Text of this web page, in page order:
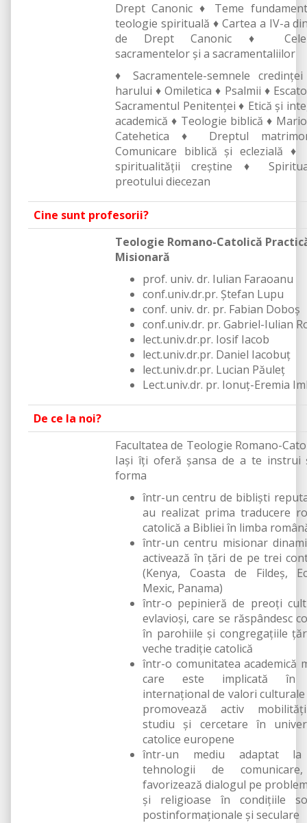
Drept Canonic ♦ Teme
teologie spirituală ♦ Cartea a IV-a
de Drept Canonic ♦
sacramentelor și a sacramentaliilor
♦ Sacramentele-semnele
harului ♦ Omiletica ♦ Psalmii ♦
Sacramentul Penitenței ♦ Etică și
academică ♦ Teologie biblică ♦
Catehetica ♦ Dreptul
Comunicare biblică și eclezială ♦
spiritualității creștine ♦
preotului diecezan
Cine sunt profesorii?
Teologie Romano-Catolică
Misionară
prof. univ. dr. Iulian Faraoanu
conf.univ.dr.pr. Ştefan Lupu
conf. univ. dr. pr. Fabian Doboș
conf.univ.dr. pr. Gabriel-Iulian
lect.univ.dr.pr. Iosif Iacob
lect.univ.dr.pr. Daniel Iacobuț
lect.univ.dr.pr. Lucian Păuleț
Lect.univ.dr. pr. Ionuț-Eremia
De ce la noi?
Facultatea de Teologie Romano-
Iaşi îţi oferă şansa de a te instrui
forma
într-un centru de biblişti
au realizat prima traducere
catolică a Bibliei în limba
într-un centru misionar
activează în ţări de pe trei
(Kenya, Coasta de Fildeş,
Mexic, Panama)
într-o pepinieră de preoţi
evlavioşi, care se răspândesc
în parohiile şi congregaţiile
veche tradiţie catolică
într-o comunitatea academică
care este implicată în
internaţional de valori culturale
promovează activ
studiu şi cercetare în
catolice europene
într-un mediu adaptat
tehnologii de
favorizează dialogul pe
şi religioase în condiţiile
postinformaţionale şi seculare